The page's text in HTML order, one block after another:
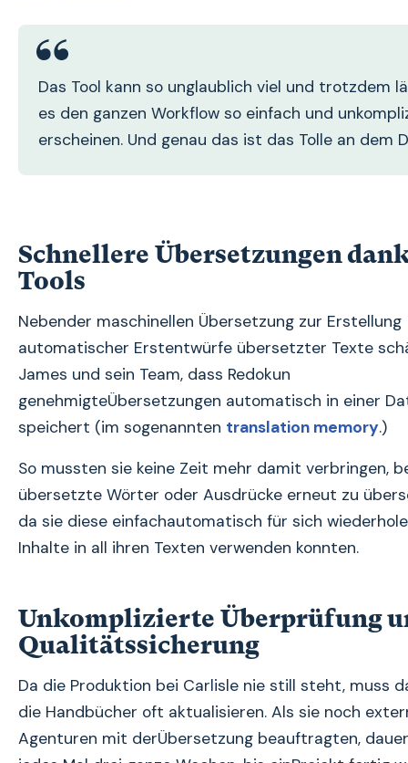
Das Tool kann so unglaublich viel und trotzdem
es den ganzen Workflow so einfach und
erscheinen. Und genau das ist das Tolle an dem
Schnellere Übersetzungen
Tools
Nebender maschinellen Übersetzung zur Erstellung
automatischer Erstentwürfe übersetzter Texte
James und sein Team, dass Redokun
genehmigteÜbersetzungen automatisch in einer
speichert (im sogenannten translation memory.)
So mussten sie keine Zeit mehr damit verbringen,
übersetzte Wörter oder Ausdrücke erneut zu
da sie diese einfachautomatisch für sich
Inhalte in all ihren Texten verwenden konnten.
Unkomplizierte Überprüfung
Qualitätssicherung
Da die Produktion bei Carlisle nie still steht, muss
die Handbücher oft aktualisieren. Als sie noch
Agenturen mit derÜbersetzung beauftragten,